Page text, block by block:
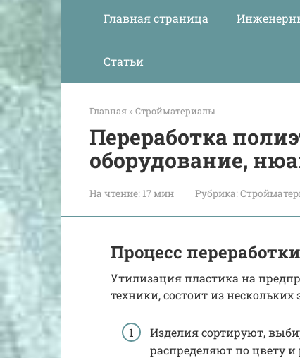
Главная страница
Статьи
Главная »Стройматериалы
Переработка
оборудование,
На чтение: 17 мин Рубрика:
Процесс переработки
Утилизация пластика на
техники, состоит из нескольких
Изделия сортируют,
распределяют по цвету и